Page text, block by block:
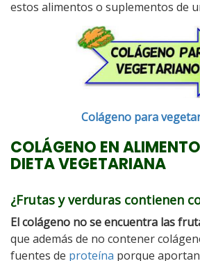
estos alimentos o suplementos de
Colágeno para
COLÁGENO EN
DIETA VEGETARIANA
¿Frutas y verduras contienen
El colágeno no se encuentra las
que además de no contener
fuentes de proteína porque